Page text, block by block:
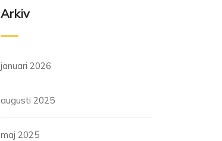
Arkiv
januari 2026
augusti 2025
maj 2025